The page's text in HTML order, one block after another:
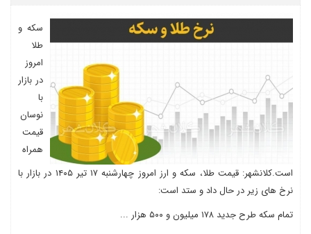
سکه و
طلا
امروز
در بازار
با
نوسان
قیمت
همراه
است.کلانشهر: قیمت طلا، سکه و ارز امروز چهارشنبه ۱۷ تیر ۱۴۰۵ در بازار با
نرخ های زیر در حال داد و ستد است:
تمام سکه طرح جدید ۱۷۸ میلیون و ۵۰۰ هزار ...